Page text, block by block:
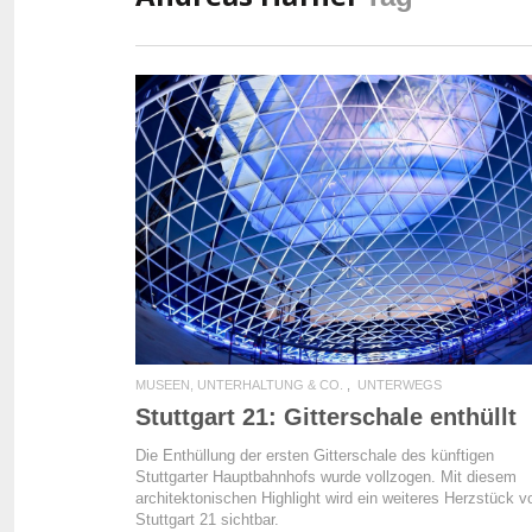
READ MORE
MUSEEN, UNTERHALTUNG & CO. UNTERWEGS
Stuttgart 21: Gitterschale enthüllt
Die Enthüllung der ersten Gitterschale des künftigen
Stuttgarter Hauptbahnhofs wurde vollzogen. Mit diesem
architektonischen Highlight wird ein weiteres Herzstück
Stuttgart 21 sichtbar.